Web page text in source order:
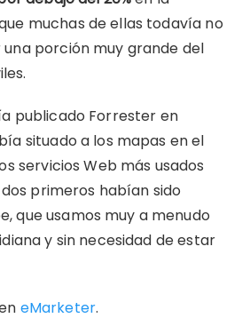
muchas de ellas todavía no
porción muy grande del
publicado Forrester en
situado a los mapas en el
servicios Web más usados
primeros habían sido
que usamos muy a menudo
y sin necesidad de estar
eMarketer.